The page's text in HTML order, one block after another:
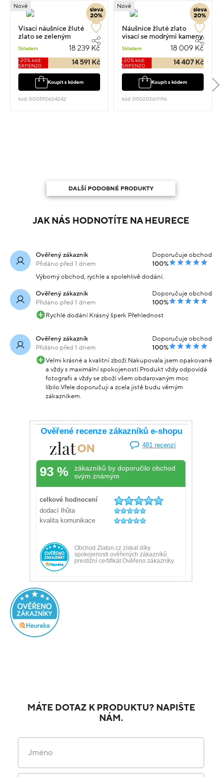
sleva
20%
Nové
Visací náušnice žluté
zlato se zeleným
kamenem 2.5cm 4g
Skladem 18 239 Kč
-20% kód:
SRPEN20
14 591 Kč
Koupit s kódem
kód: 000592604242
sleva
20%
Nové
Náušnice žluté zlato
visací se modrými kameny
Skladem 18 009 Kč
-20% kód:
SRPEN20
14 407 Kč
Koupit s kódem
kód: 000202611196
DALŠÍ PODOBNÉ PRODUKTY
JAK NÁS HODNOTÍTE NA HEURECE
Ověřený zákazník
Přidáno před 1 dnem
Doporučuje obchod
100%
Výborný obchod, rychle a spolehlivě dodání.
Ověřený zákazník
Přidáno před 1 dnem
Doporučuje obchod
100%
Rychlé dodání Krásný šperk Přehlednost
Ověřený zákazník
Přidáno před 1 dnem
Doporučuje obchod
100%
Velmi krásné a kvalitní zboží.Nakupovala jsem opakovaně
a vždy s maximální spokojeností.Produkt vždy odpovídá
fotografii a vždy se zboží všem obdarovaným moc
líbilo.Vřele doporučuji a zcela jistě budu věrným
zákazníkem.
MÁTE DOTAZ K PRODUKTU? NAPIŠTE
NÁM.
Jméno